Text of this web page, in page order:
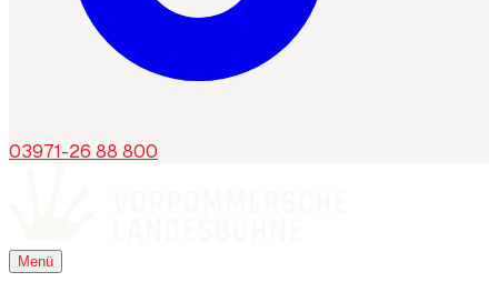
03971-26 88 800
Menü
Menü